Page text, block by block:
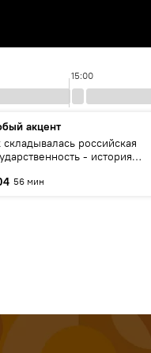
15:00
акцент
складывалась российская
- история
аналитиков
56 мин